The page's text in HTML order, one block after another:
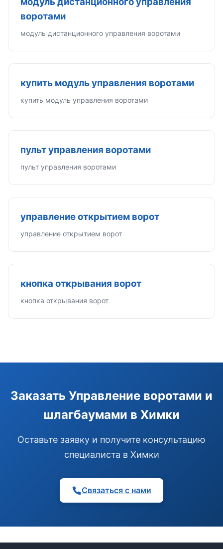
воротами
модуль дистанционного управления воротами
купить модуль управления воротами
купить модуль управления воротами
пульт управления воротами
пульт управления воротами
управление открытием ворот
управление открытием ворот
кнопка открывания ворот
кнопка открывания ворот
Заказать Управление воротами и
шлагбаумами в Химки
Оставьте заявку и получите консультацию
специалиста в Химки
Связаться с нами